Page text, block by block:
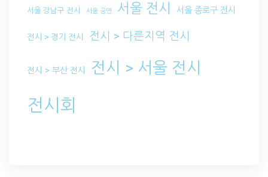
서울 강남구 전시 서울 공연 서울 전시 서울 종로구 전시
전시 > 경기 전시 전시 > 다른지역 전시
전시 > 부산 전시 전시 > 서울 전시
전시회